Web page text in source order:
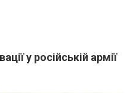
у російській армії